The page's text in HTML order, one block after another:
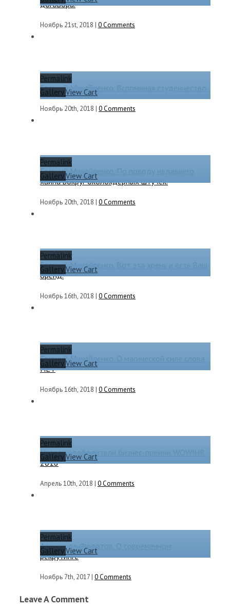
договора.
Ноябрь 21st, 2018 | 0 Comments
Permalink
GalleryView Cart
Евгений Михайленко. Вспоминая студенчество.
Ноябрь 20th, 2018 | 0 Comments
Permalink
GalleryView Cart
Евгений Михайленко. По поводу недавнего
хайпа вокруг околоядерных штучек.
Ноябрь 20th, 2018 | 0 Comments
Permalink
GalleryView Cart
Евгений Михайленко. Вот эта хрень и есть Ваш
бренд.
Ноябрь 16th, 2018 | 0 Comments
Permalink
GalleryView Cart
Евгений Михайленко. О магической силе слова
НЕТ
Ноябрь 16th, 2018 | 0 Comments
Permalink
GalleryView Cart
Названы победители бизнес-премии WOW!HR
2018
Апрель 10th, 2018 | 0 Comments
Permalink
GalleryView Cart
Александр Федотов. О современном
рекрутинге
Ноябрь 7th, 2017 | 0 Comments
Leave A Comment